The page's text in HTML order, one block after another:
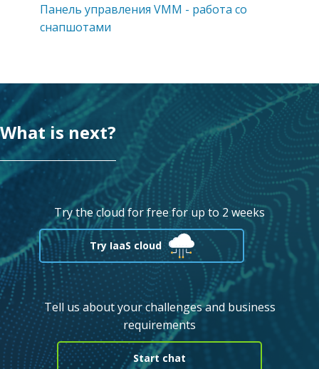
Панель управления VMM - работа со
снапшотами
What is next?
Try the cloud for free for up to 2 weeks
Try IaaS cloud
Tell us about your challenges and business
requirements
Start chat